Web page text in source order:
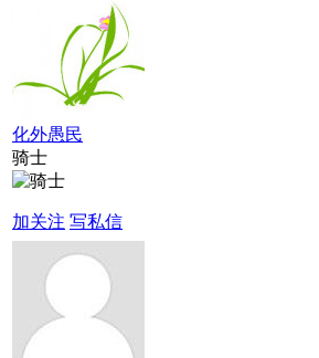
化外愚民
骑士
加关注 写私信